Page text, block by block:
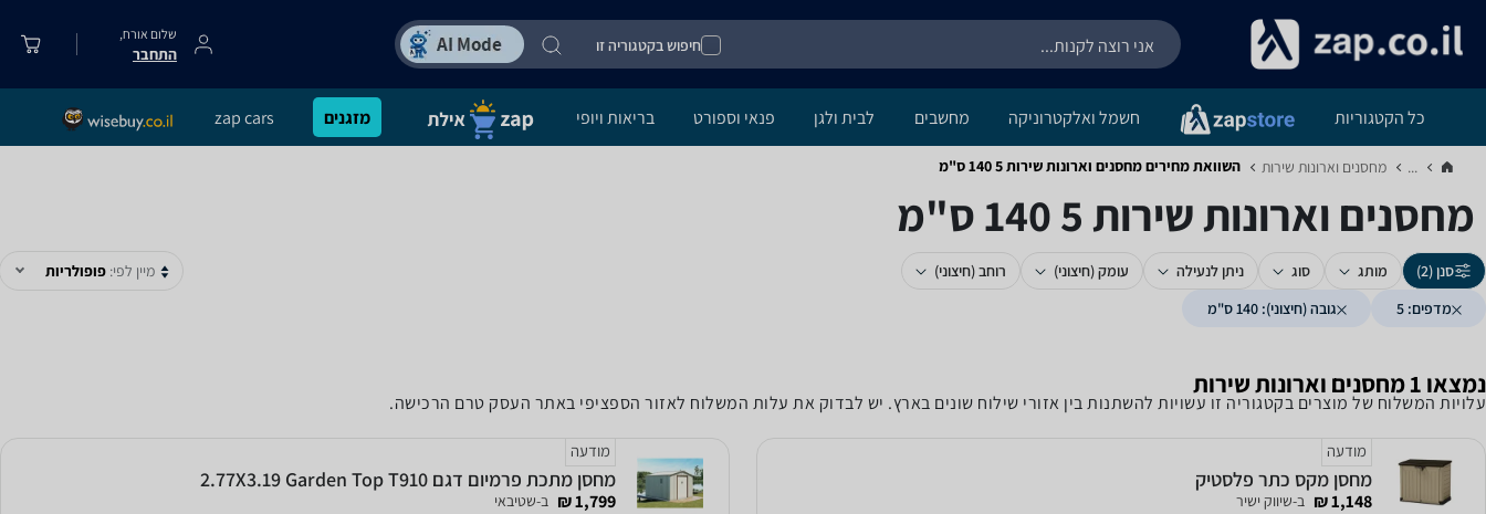
חיפוש בקטגוריה זו
שלום אורח,
התחבר
כל הקטגוריות חשמל ואלקטרוניקה מחשבים לבית ולגן פנאי וספורט בריאות ויופי מזגנים zap cars
... מחסנים וארונות שירות‏ השוואת מחירים מחסנים וארונות שירות ‏5 ‏140 ‏ס"מ
מחסנים וארונות שירות ‏5 ‏140 ‏ס"מ
סנן (2) מותג סוג ניתן לנעילה עומק (חיצוני)
רוחב (חיצוני)
מדפים: 5
גובה (חיצוני): 140 ס"מ
מיין לפי: פופולריות
נמצאו 1 מחסנים וארונות שירות
עלויות המשלוח של מוצרים בקטגוריה זו עשויות להשתנות בין אזורי שילוח שונים בארץ. יש לבדוק את עלות המשלוח לאזור הספציפי באתר העסק טרם הרכישה.
מודעה
מחסן מקס כתר פלסטיק
1,148 ₪ ב-שיווק ישיר
מודעה
מחסן מתכת פרמיום דגם 2.77X3.19 Garden Top T910
1,799 ₪ ב-שטיבאי